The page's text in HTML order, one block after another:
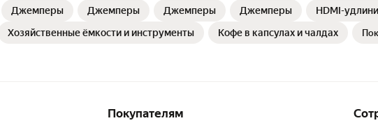
Джемперы Джемперы Джемперы Джемперы
HDMI-
Хозяйственные ёмкости и инструменты Кофе в капсулах и чалдах
Покупателям